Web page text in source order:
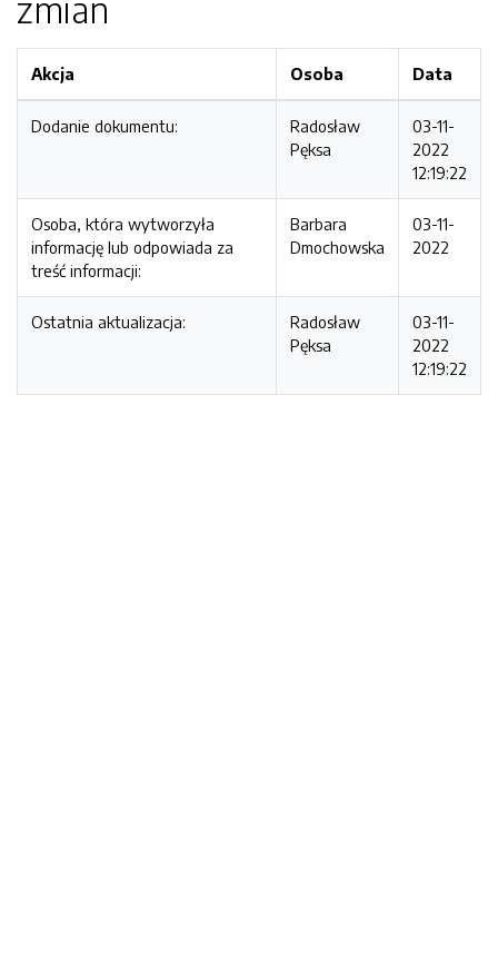
zmian
Akcja Osoba Data
Dodanie dokumentu:
Radosław
Pęksa
03-11-
2022
12:19:22
Osoba, która wytworzyła
informację lub odpowiada za
treść informacji:
Barbara
Dmochowska
03-11-
2022
Ostatnia aktualizacja:
Radosław
Pęksa
03-11-
2022
12:19:22